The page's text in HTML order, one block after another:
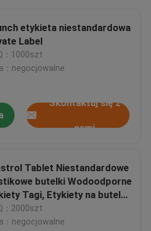
etykieta niestandardowa
Label
：1000szt
：negocjowalne
Skontaktuj się z
nami
Tablet Niestandardowe
butelki Wodoodporne
Tagi, Etykiety na butelki
pigułki Multi Size
：2000szt
：negocjowalne